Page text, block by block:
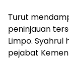
Turut
peninjauan
Limpo. Syahrul
pejabat